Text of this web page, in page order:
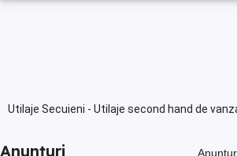
Utilaje Secuieni - Utilaje second hand de
Anunțuri